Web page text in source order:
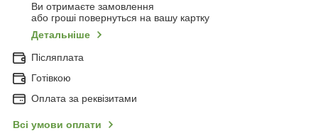
Ви отримаєте замовлення
або гроші повернуться на вашу картку
Детальніше
Післяплата
Готівкою
Оплата за реквізитами
Всі умови оплати